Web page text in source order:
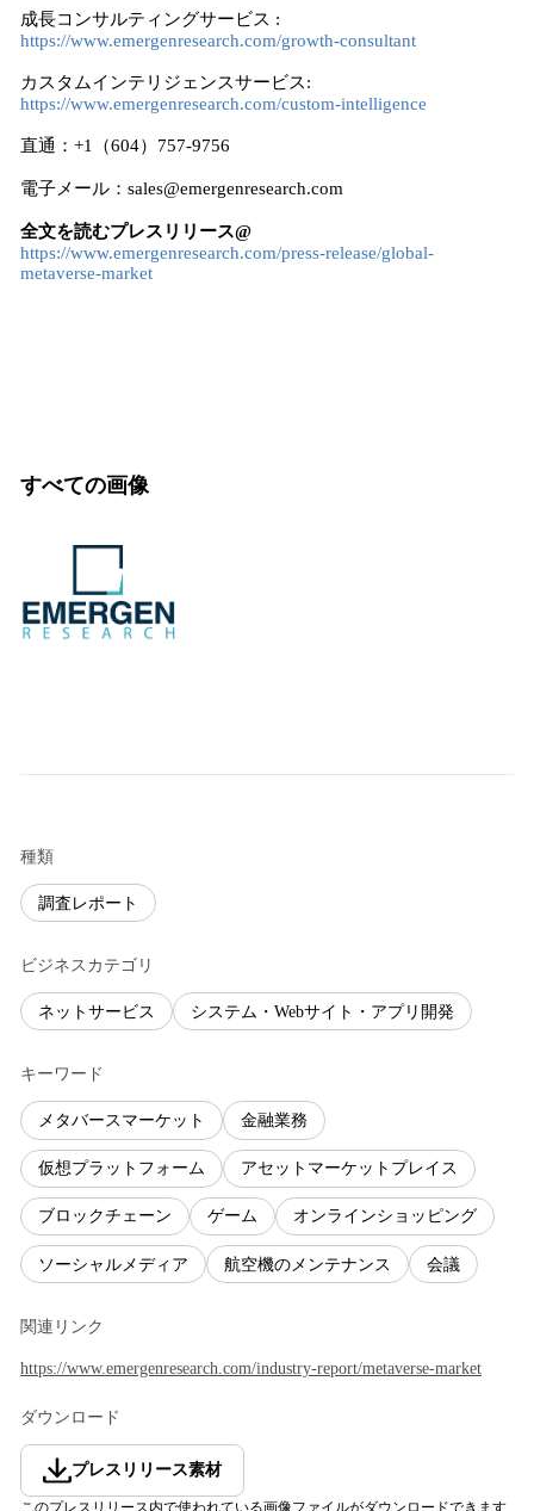
成長コンサルティングサービス :
https://www.emergenresearch.com/growth-consultant
カスタムインテリジェンスサービス:
https://www.emergenresearch.com/custom-intelligence
直通：+1（604）757-9756
電子メール：sales@emergenresearch.com
全文を読むプレスリリース@
https://www.emergenresearch.com/press-release/global-
metaverse-market
すべての画像
種類
調査レポート
ビジネスカテゴリ
ネットサービス システム・Webサイト・アプリ開発
キーワード
メタバースマーケット 金融業務
仮想プラットフォーム アセットマーケットプレイス
ブロックチェーン ゲーム オンラインショッピング
ソーシャルメディア 航空機のメンテナンス 会議
関連リンク
https://www.emergenresearch.com/industry-report/metaverse-market
ダウンロード
プレスリリース素材
このプレスリリース内で使われている画像ファイルがダウンロードできます